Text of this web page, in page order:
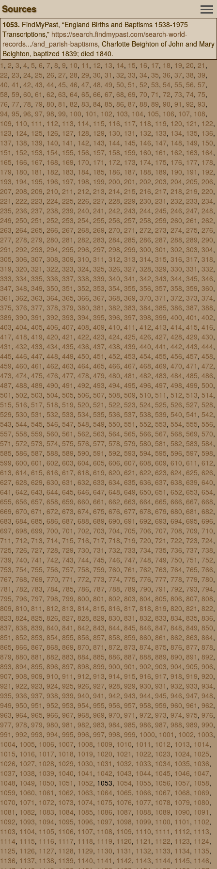
Sources
1053. FindMyPast, “England Births and Baptisms 1538-1975
Transcriptions,” https://search.findmypast.com/search-world-
records.../and_parish-baptisms, Charlotte Beighton of John and Mary
Beighton, baptized 1839; died 1840.
1 , 2, 3, 4, 5, 6, 7, 8, 9, 10, 11 , 12, 13, 14, 15, 16, 17, 18, 19, 20, 21 ,
22, 23, 24, 25, 26, 27, 28, 29, 30, 31 , 32, 33, 34, 35, 36, 37, 38, 39,
40, 41 , 42, 43, 44, 45, 46, 47, 48, 49, 50, 51 , 52, 53, 54, 55, 56, 57,
58, 59, 60, 61 , 62, 63, 64, 65, 66, 67, 68, 69, 70, 71 , 72, 73, 74, 75,
76, 77, 78, 79, 80, 81 , 82, 83, 84, 85, 86, 87, 88, 89, 90, 91 , 92, 93,
94, 95, 96, 97, 98, 99, 100, 101 , 102, 103, 104, 105, 106, 107, 108,
109, 110, 111 , 112, 113, 114, 115, 116, 117, 118, 119, 120, 121 , 122,
123, 124, 125, 126, 127, 128, 129, 130, 131 , 132, 133, 134, 135, 136,
137, 138, 139, 140, 141 , 142, 143, 144, 145, 146, 147, 148, 149, 150,
151 , 152, 153, 154, 155, 156, 157, 158, 159, 160, 161 , 162, 163, 164,
165, 166, 167, 168, 169, 170, 171 , 172, 173, 174, 175, 176, 177, 178,
179, 180, 181 , 182, 183, 184, 185, 186, 187, 188, 189, 190, 191 , 192,
193, 194, 195, 196, 197, 198, 199, 200, 201 , 202, 203, 204, 205, 206,
207, 208, 209, 210, 211 , 212, 213, 214, 215, 216, 217, 218, 219, 220,
221 , 222, 223, 224, 225, 226, 227, 228, 229, 230, 231 , 232, 233, 234,
235, 236, 237, 238, 239, 240, 241 , 242, 243, 244, 245, 246, 247, 248,
249, 250, 251 , 252, 253, 254, 255, 256, 257, 258, 259, 260, 261 , 262,
263, 264, 265, 266, 267, 268, 269, 270, 271 , 272, 273, 274, 275, 276,
277, 278, 279, 280, 281 , 282, 283, 284, 285, 286, 287, 288, 289, 290,
291 , 292, 293, 294, 295, 296, 297, 298, 299, 300, 301 , 302, 303, 304,
305, 306, 307, 308, 309, 310, 311 , 312, 313, 314, 315, 316, 317, 318,
319, 320, 321 , 322, 323, 324, 325, 326, 327, 328, 329, 330, 331 , 332,
333, 334, 335, 336, 337, 338, 339, 340, 341 , 342, 343, 344, 345, 346,
347, 348, 349, 350, 351 , 352, 353, 354, 355, 356, 357, 358, 359, 360,
361 , 362, 363, 364, 365, 366, 367, 368, 369, 370, 371 , 372, 373, 374,
375, 376, 377, 378, 379, 380, 381 , 382, 383, 384, 385, 386, 387, 388,
389, 390, 391 , 392, 393, 394, 395, 396, 397, 398, 399, 400, 401 , 402,
403, 404, 405, 406, 407, 408, 409, 410, 411 , 412, 413, 414, 415, 416,
417, 418, 419, 420, 421 , 422, 423, 424, 425, 426, 427, 428, 429, 430,
431 , 432, 433, 434, 435, 436, 437, 438, 439, 440, 441 , 442, 443, 444,
445, 446, 447, 448, 449, 450, 451 , 452, 453, 454, 455, 456, 457, 458,
459, 460, 461 , 462, 463, 464, 465, 466, 467, 468, 469, 470, 471 , 472,
473, 474, 475, 476, 477, 478, 479, 480, 481 , 482, 483, 484, 485, 486,
487, 488, 489, 490, 491 , 492, 493, 494, 495, 496, 497, 498, 499, 500,
501 , 502, 503, 504, 505, 506, 507, 508, 509, 510, 511 , 512, 513, 514,
515, 516, 517, 518, 519, 520, 521 , 522, 523, 524, 525, 526, 527, 528,
529, 530, 531 , 532, 533, 534, 535, 536, 537, 538, 539, 540, 541 , 542,
543, 544, 545, 546, 547, 548, 549, 550, 551 , 552, 553, 554, 555, 556,
557, 558, 559, 560, 561 , 562, 563, 564, 565, 566, 567, 568, 569, 570,
571 , 572, 573, 574, 575, 576, 577, 578, 579, 580, 581 , 582, 583, 584,
585, 586, 587, 588, 589, 590, 591 , 592, 593, 594, 595, 596, 597, 598,
599, 600, 601 , 602, 603, 604, 605, 606, 607, 608, 609, 610, 611 , 612,
613, 614, 615, 616, 617, 618, 619, 620, 621 , 622, 623, 624, 625, 626,
627, 628, 629, 630, 631 , 632, 633, 634, 635, 636, 637, 638, 639, 640,
641 , 642, 643, 644, 645, 646, 647, 648, 649, 650, 651 , 652, 653, 654,
655, 656, 657, 658, 659, 660, 661 , 662, 663, 664, 665, 666, 667, 668,
669, 670, 671 , 672, 673, 674, 675, 676, 677, 678, 679, 680, 681 , 682,
683, 684, 685, 686, 687, 688, 689, 690, 691 , 692, 693, 694, 695, 696,
697, 698, 699, 700, 701 , 702, 703, 704, 705, 706, 707, 708, 709, 710,
711 , 712, 713, 714, 715, 716, 717, 718, 719, 720, 721 , 722, 723, 724,
725, 726, 727, 728, 729, 730, 731 , 732, 733, 734, 735, 736, 737, 738,
739, 740, 741 , 742, 743, 744, 745, 746, 747, 748, 749, 750, 751 , 752,
753, 754, 755, 756, 757, 758, 759, 760, 761 , 762, 763, 764, 765, 766,
767, 768, 769, 770, 771 , 772, 773, 774, 775, 776, 777, 778, 779, 780,
781 , 782, 783, 784, 785, 786, 787, 788, 789, 790, 791 , 792, 793, 794,
795, 796, 797, 798, 799, 800, 801 , 802, 803, 804, 805, 806, 807, 808,
809, 810, 811 , 812, 813, 814, 815, 816, 817, 818, 819, 820, 821 , 822,
823, 824, 825, 826, 827, 828, 829, 830, 831 , 832, 833, 834, 835, 836,
837, 838, 839, 840, 841 , 842, 843, 844, 845, 846, 847, 848, 849, 850,
851 , 852, 853, 854, 855, 856, 857, 858, 859, 860, 861 , 862, 863, 864,
865, 866, 867, 868, 869, 870, 871 , 872, 873, 874, 875, 876, 877, 878,
879, 880, 881 , 882, 883, 884, 885, 886, 887, 888, 889, 890, 891 , 892,
893, 894, 895, 896, 897, 898, 899, 900, 901 , 902, 903, 904, 905, 906,
907, 908, 909, 910, 911 , 912, 913, 914, 915, 916, 917, 918, 919, 920,
921 , 922, 923, 924, 925, 926, 927, 928, 929, 930, 931 , 932, 933, 934,
935, 936, 937, 938, 939, 940, 941 , 942, 943, 944, 945, 946, 947, 948,
949, 950, 951 , 952, 953, 954, 955, 956, 957, 958, 959, 960, 961 , 962,
963, 964, 965, 966, 967, 968, 969, 970, 971 , 972, 973, 974, 975, 976,
977, 978, 979, 980, 981 , 982, 983, 984, 985, 986, 987, 988, 989, 990,
991 , 992, 993, 994, 995, 996, 997, 998, 999, 1000, 1001 , 1002, 1003,
1004, 1005, 1006, 1007, 1008, 1009, 1010, 1011 , 1012, 1013, 1014,
1015, 1016, 1017, 1018, 1019, 1020, 1021 , 1022, 1023, 1024, 1025,
1026, 1027, 1028, 1029, 1030, 1031 , 1032, 1033, 1034, 1035, 1036,
1037, 1038, 1039, 1040, 1041 , 1042, 1043, 1044, 1045, 1046, 1047,
1048, 1049, 1050, 1051 , 1052, 1053, 1054, 1055, 1056, 1057, 1058,
1059, 1060, 1061 , 1062, 1063, 1064, 1065, 1066, 1067, 1068, 1069,
1070, 1071 , 1072, 1073, 1074, 1075, 1076, 1077, 1078, 1079, 1080,
1081 , 1082, 1083, 1084, 1085, 1086, 1087, 1088, 1089, 1090, 1091 ,
1092, 1093, 1094, 1095, 1096, 1097, 1098, 1099, 1100, 1101 , 1102,
1103, 1104, 1105, 1106, 1107, 1108, 1109, 1110, 1111 , 1112, 1113,
1114, 1115, 1116, 1117, 1118, 1119, 1120, 1121 , 1122, 1123, 1124,
1125, 1126, 1127, 1128, 1129, 1130, 1131 , 1132, 1133, 1134, 1135,
1136, 1137, 1138, 1139, 1140, 1141 , 1142, 1143, 1144, 1145, 1146,